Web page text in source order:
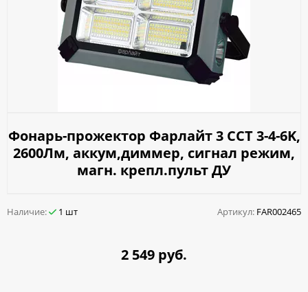
Фонарь-прожектор Фарлайт 3 CCT 3-4-6K,
2600Лм, аккум,диммер, сигнал режим,
магн. крепл.пульт ДУ
Наличие: 1 шт Артикул: FAR002465
2 549 руб.